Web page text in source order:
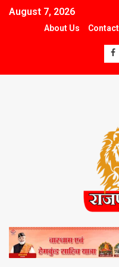
August 7, 2026
About Us